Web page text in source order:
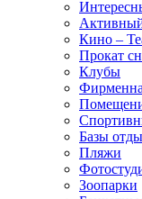
Кино –
Прокат
Клубы
Базы
Пляжи
Зоопарки